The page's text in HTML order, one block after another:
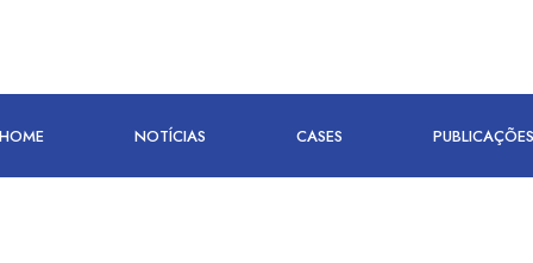
HOME NOTÍCIAS CASES PUBLICAÇÕES